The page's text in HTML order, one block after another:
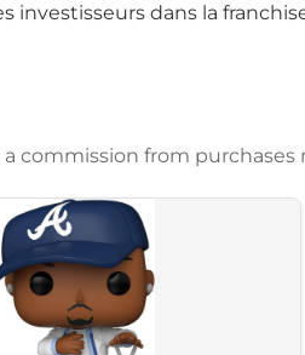
investisseurs dans la
a commission from